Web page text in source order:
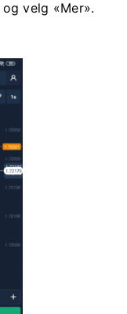
velg «Mer».